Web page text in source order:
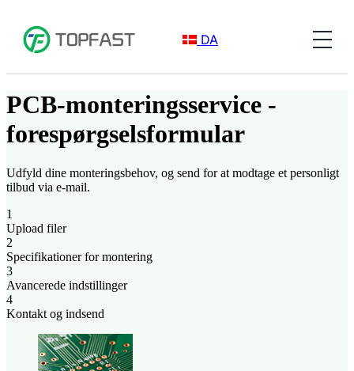
DA
PCB-monteringsservice -
forespørgselsformular
Udfyld dine monteringsbehov, og send for at modtage et personligt
tilbud via e-mail.
1
Upload filer
2
Specifikationer for montering
3
Avancerede indstillinger
4
Kontakt og indsend